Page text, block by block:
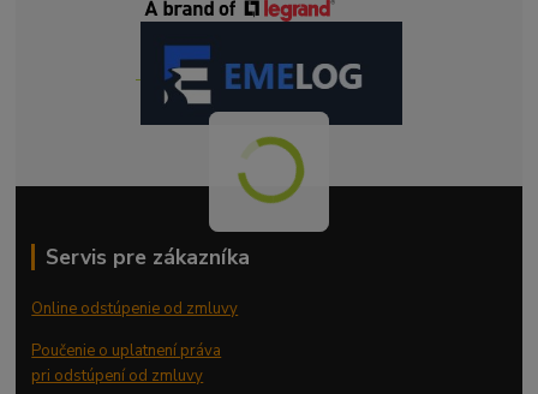
Servis pre zákazníka
Online odstúpenie od zmluvy
Poučenie o uplatnení práva
pri odstúpení od zmluvy